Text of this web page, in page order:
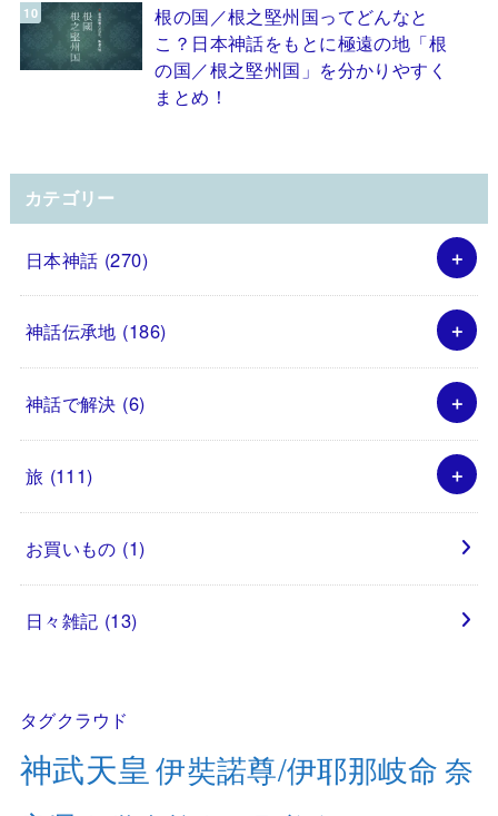
根の国／根之堅州国ってどんなと
こ？日本神話をもとに極遠の地「根
の国／根之堅州国」を分かりやすく
まとめ！
カテゴリー
日本神話 (270)
神話伝承地 (186)
神話で解決 (6)
旅 (111)
お買いもの (1)
日々雑記 (13)
タグクラウド
神武天皇 伊奘諾尊/伊耶那岐命 奈